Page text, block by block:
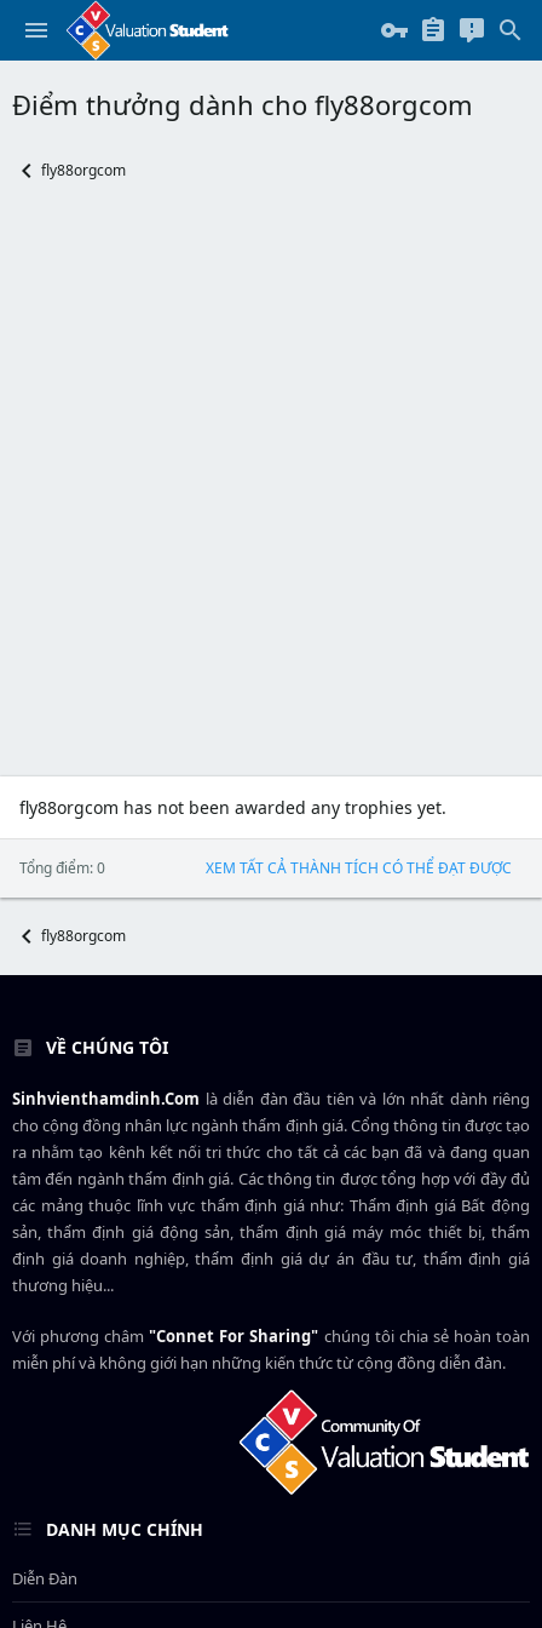
Điểm thưởng dành cho fly88orgcom
fly88orgcom
fly88orgcom has not been awarded any trophies yet.
Tổng điểm: 0 XEM TẤT CẢ THÀNH TÍCH CÓ THỂ ĐẠT ĐƯỢC
fly88orgcom
VỀ CHÚNG TÔI
Sinhvienthamdinh.Com là diễn đàn đầu tiên và lớn nhất dành riêng
cho cộng đồng nhân lực ngànhthẩm định giá. Cổng thông tin được tạo
ra nhằm tạo kênh kết nối tri thức cho tất cả các bạn đã và đang quan
tâm đến ngành thẩm định giá. Các thông tin được tổng hợp với đầy đủ
các mảng thuộc lĩnh vực thẩm định giá như: Thẩm định giá Bất động
sản, thẩm định giá động sản, thẩm định giá máy móc thiết bị, thẩm
định giá doanh nghiệp, thẩm định giá dự án đầu tư, thẩm định giá
thương hiệu...
Với phương châm"Connet For Sharing" chúng tôi chia sẻ hoàn toàn
miễn phí và không giới hạn những kiến thức từ cộng đồng diễn đàn.
DANH MỤC CHÍNH
Diễn Đàn